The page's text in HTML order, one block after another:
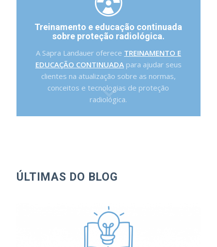
Treinamento e educação continuada
sobre proteção radiológica.
A Sapra Landauer oferece TREINAMENTO E
EDUCAÇÃO CONTINUADApara ajudar seus
clientes na atualização sobre as normas,
conceitos e tecnologias de proteção
radiológica.
ÚLTIMAS DO BLOG